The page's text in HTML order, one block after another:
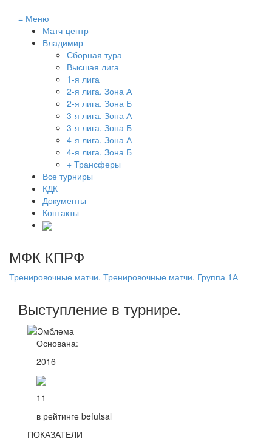
≡ Меню
Матч-центр
Владимир
Сборная тура
Высшая лига
1-я лига
2-я лига. Зона А
2-я лига. Зона Б
3-я лига. Зона А
3-я лига. Зона Б
4-я лига. Зона А
4-я лига. Зона Б
+ Трансферы
Все турниры
КДК
Документы
Контакты
МФК КПРФ
Тренировочные матчи. Тренировочные матчи. Группа 1А
Выступление в турнире.
Основана:
2016
11
в рейтинге befutsal
ПОКАЗАТЕЛИ